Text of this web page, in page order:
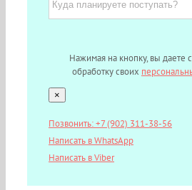
Нажимая на кнопку, вы даете
обработку своих
×
Позвонить: +7 (902) 311-38-56
Написать в WhatsApp
Написать в Viber